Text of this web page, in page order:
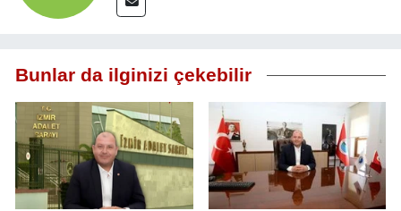
Bunlar da ilginizi çekebilir